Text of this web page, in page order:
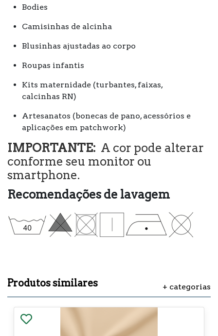
Bodies
Camisinhas de alcinha
Blusinhas ajustadas ao corpo
Roupas infantis
Kits maternidade (turbantes, faixas,
calcinhas RN)
Artesanatos (bonecas de pano, acessórios e
aplicações em patchwork)
IMPORTANTE: A cor pode alterar
conforme seu monitor ou
smartphone.
Recomendações de lavagem
Produtos similares + categorias